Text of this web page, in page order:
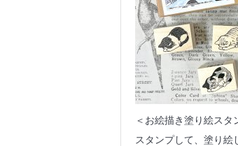
＜お絵描き塗り絵スタ
スタンプして、塗り絵